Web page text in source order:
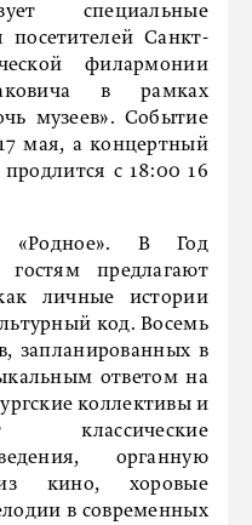
специальные
Санкт-
филармонии
в рамках
музеев». Событие
мая, а концертный
с 18:00 16
В Год
гостям предлагают
личные истории
код. Восемь
запланированных в
ответом на
коллективы и
классические
органную
кино, хоровые
в современных